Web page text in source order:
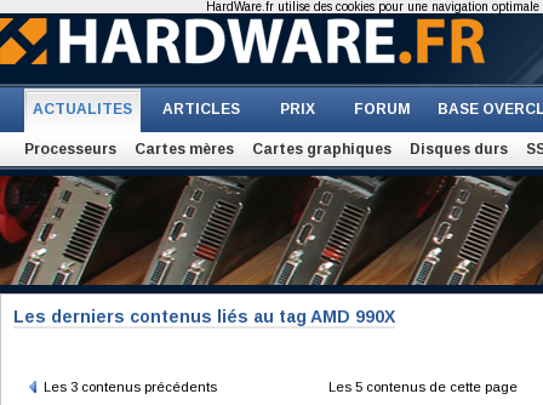
ACTUALITES ARTICLES PRIX FORUM BASE
Processeurs Cartes mères Cartes graphiques Disques durs
Les derniers contenus liés au tag AMD 990X
Les 3 contenus précédents
Les 5 contenus de cette page
HardWare.fr utilise des cookies pour une navigation